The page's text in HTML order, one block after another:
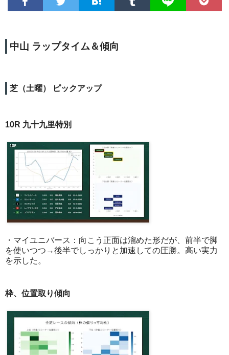
中山 ラップタイム＆傾向
芝（土曜） ピックアップ
10R 九十九里特別
・マイユニバース：向こう正面は溜めた形だが、前半で脚
を使いつつ→後半でしっかりと加速しての圧勝。高い実力
を示した。
枠、位置取り傾向